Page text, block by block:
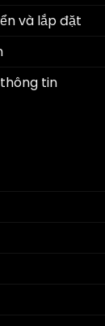
và lắp đặt
tin